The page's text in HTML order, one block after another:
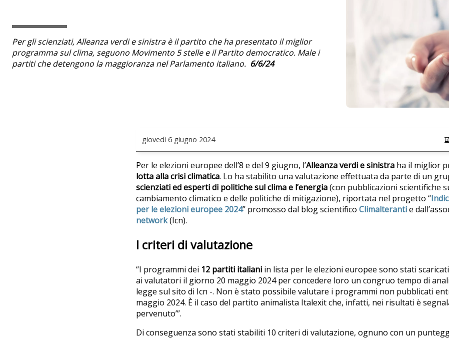
Per gli scienziati, Alleanza verdi e sinistra è il partito che ha presentato il miglior
programma sul clima, seguono Movimento 5 stelle e il Partito democratico. Male i
partiti che detengono la maggioranza nel Parlamento italiano. 6/6/24
giovedì 6 giugno 2024
Per le elezioni europee dell’8 e del 9 giugno, l’Alleanza verdi e sinistra ha il miglior
lotta alla crisi climatica. Lo ha stabilito una valutazione effettuata da parte di un
scienziati ed esperti di politiche sul clima e l’energia(con pubblicazioni scientifiche
cambiamento climatico e delle politiche di mitigazione), riportata nel progetto “
per le elezioni europee 2024” promosso dal blog scientifico Climalterantie
network(Icn).
I criteri di valutazione
“I programmi dei 12 partiti italiani in lista per le elezioni europee sono stati
ai valutatori il giorno 20 maggio 2024 per concedere loro un congruo tempo di
legge sul sito di Icn -. Non è stato possibile valutare i programmi non pubblicati
maggio 2024. È il caso del partito animalista Italexit che, infatti, nei risultati è
pervenuto’”.
Di conseguenza sono stati stabiliti 10 criteri di valutazione, ognuno con un